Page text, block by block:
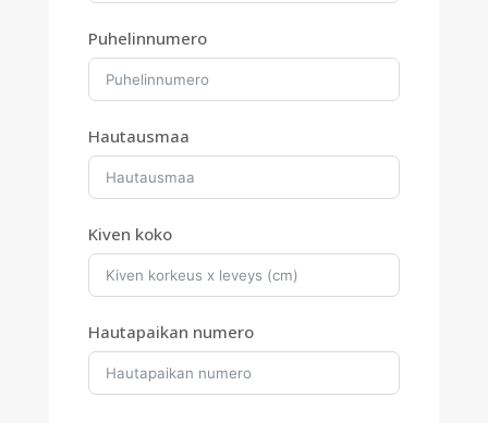
Puhelinnumero
Hautausmaa
Kiven koko
Hautapaikan numero